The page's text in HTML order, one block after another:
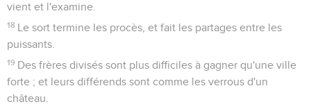
vient et l'examine.
18 Le sort termine les procès, et fait les partages entre les
puissants.
19 Des frères divisés sont plus difficiles à gagner qu'une ville
forte ; et leurs différends sont comme les verrous d'un
château.